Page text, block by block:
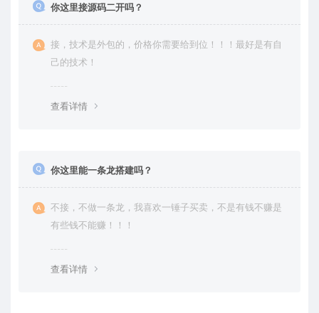
你这里接源码二开吗？
接，技术是外包的，价格你需要给到位！！！最好是有自
己的技术！
查看详情
你这里能一条龙搭建吗？
不接，不做一条龙，我喜欢一锤子买卖，不是有钱不赚是
有些钱不能赚！！！
查看详情